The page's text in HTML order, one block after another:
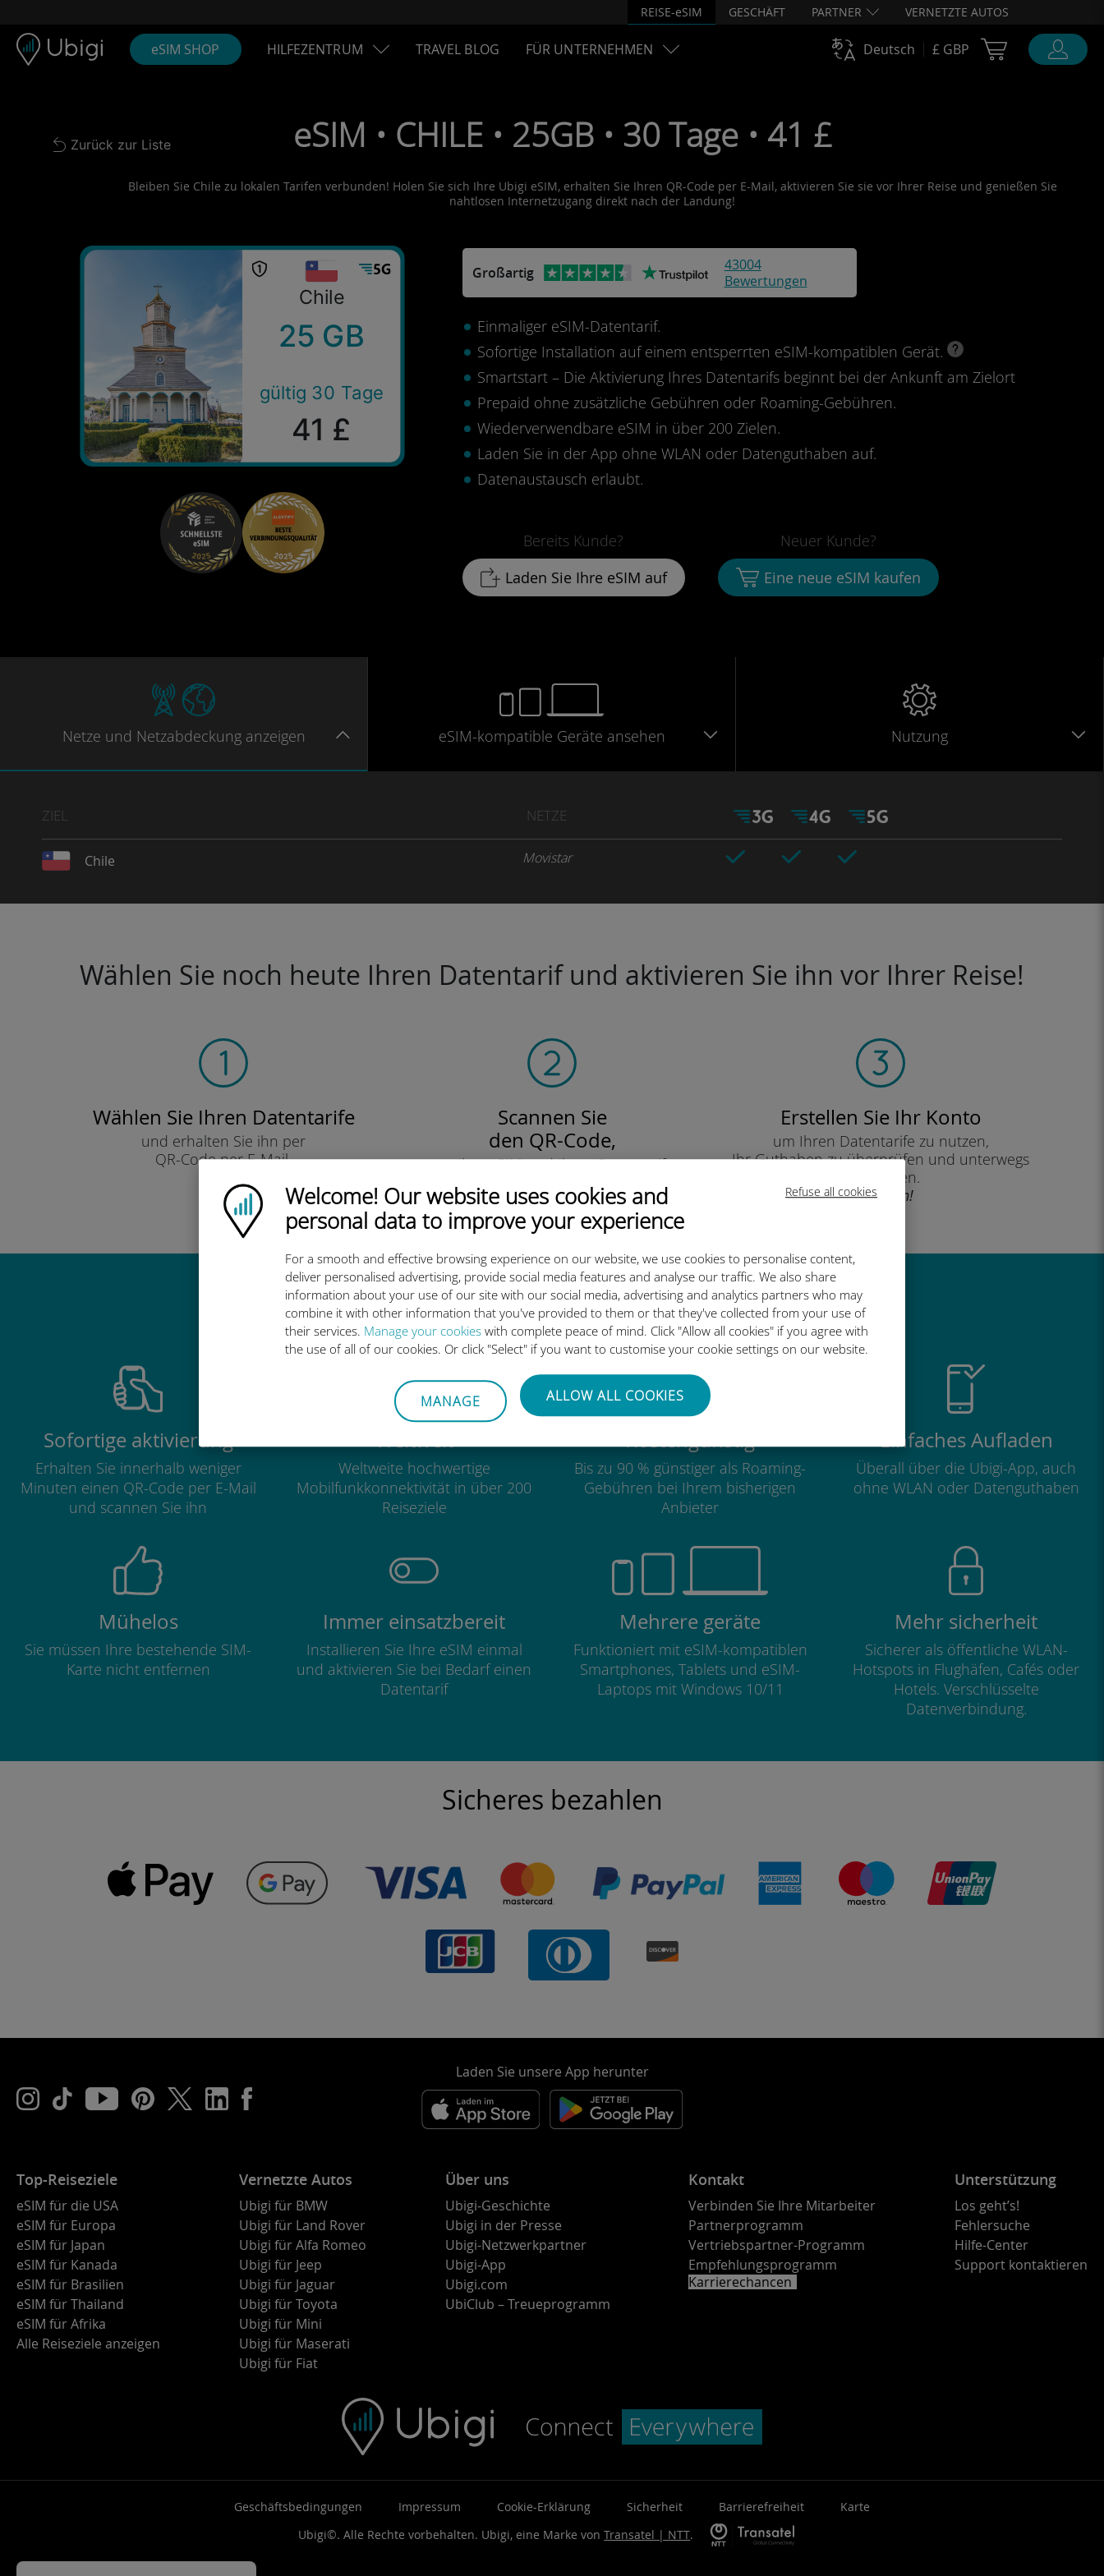
Refuse all cookies
Ubigi logo
Welcome! Our website uses cookies and
personal data to improve your experience
For a smooth and effective browsing experience on our website, we use cookies to personalise content,
deliver personalised advertising, provide social media features and analyse our traffic. We also share
information about your use of our site with our social media, advertising and analytics partners who may
combine it with other information that you've provided to them or that they've collected from your use of
their services. Manage your cookies with complete peace of mind. Click "Allow all cookies" if you agree with
the use of all of our cookies. Or click "Select" if you want to customise your cookie settings on our website.
MANAGE ALLOW ALL COOKIES
REISE-eSIM GESCHÄFT PARTNER VERNETZTE AUTOS
eSIM SHOP HILFEZENTRUM TRAVEL BLOG FÜR UNTERNEHMEN Deutsch £ GBP Cart Ubigi
Back to list
Zurück zur Liste eSIM • CHILE • 25GB • 30 Tage • 41 £
Bleiben Sie Chile zu lokalen Tarifen verbunden! Holen Sie sich Ihre Ubigi eSIM, erhalten Sie Ihren QR-Code per E-Mail, aktivieren Sie sie vor Ihrer Reise und genießen Sie
nahtlosen Internetzugang direkt nach der Landung!
Chile
25 GB
gültig 30 Tage
41 £
Großartig
43004
Bewertungen
Einmaliger eSIM-Datentarif.
Sofortige Installation auf einem entsperrten eSIM-kompatiblen Gerät.
Smartstart – Die Aktivierung Ihres Datentarifs beginnt bei der Ankunft am Zielort
Prepaid ohne zusätzliche Gebühren oder Roaming-Gebühren.
Wiederverwendbare eSIM in über 200 Zielen.
Laden Sie in der App ohne WLAN oder Datenguthaben auf.
Datenaustausch erlaubt.
Bereits Kunde?
Laden Sie Ihre eSIM auf
Neuer Kunde?
Eine neue eSIM kaufen
Netze und Netzabdeckung anzeigen eSIM-kompatible Geräte ansehen Nutzung
ZIEL NETZE
Chile Movistar
Wählen Sie noch heute Ihren Datentarif und aktivieren Sie ihn vor Ihrer Reise!
Wählen Sie Ihren Datentarife
und erhalten Sie ihn per
QR-Code per E-Mail.
Scannen Sie
den QR-Code,
um Ihre eSIM und Ihren Datentarife
zu aktivieren.
Einfach!
Erstellen Sie Ihr Konto
um Ihren Datentarife zu nutzen,
Ihr Guthaben zu überprüfen und unterwegs
aufzuladen.
Genießen!
Warum ist die internationale Ubigi eSIM so großartig
Sofortige aktivierung
Erhalten Sie innerhalb weniger
Minuten einen QR-Code per E-Mail
und scannen Sie ihn
Weltweit
Weltweite hochwertige
Mobilfunkkonnektivität in über 200
Reiseziele
Kostengünstig
Bis zu 90 % günstiger als Roaming-
Gebühren bei Ihrem bisherigen
Anbieter
Einfaches Aufladen
Überall über die Ubigi-App, auch
ohne WLAN oder Datenguthaben
Mühelos
Sie müssen Ihre bestehende SIM-
Karte nicht entfernen
Immer einsatzbereit
Installieren Sie Ihre eSIM einmal
und aktivieren Sie bei Bedarf einen
Datentarif
Mehrere geräte
Funktioniert mit eSIM-kompatiblen
Smartphones, Tablets und eSIM-
Laptops mit Windows 10/11
Mehr sicherheit
Sicherer als öffentliche WLAN-
Hotspots in Flughäfen, Cafés oder
Hotels. Verschlüsselte
Datenverbindung.
Sicheres bezahlen
Laden Sie unsere App herunter
Top-Reiseziele
eSIM für die USA
eSIM für Europa
eSIM für Japan
eSIM für Kanada
eSIM für Brasilien
eSIM für Thailand
eSIM für Afrika
Alle Reiseziele anzeigen
Vernetzte Autos
Ubigi für BMW
Ubigi für Land Rover
Ubigi für Alfa Romeo
Ubigi für Jeep
Ubigi für Jaguar
Ubigi für Toyota
Ubigi für Mini
Ubigi für Maserati
Ubigi für Fiat
Über uns
Ubigi-Geschichte
Ubigi in der Presse
Ubigi-Netzwerkpartner
Ubigi-App
Ubigi.com
UbiClub – Treueprogramm
Kontakt
Verbinden Sie Ihre Mitarbeiter
Partnerprogramm
Vertriebspartner-Programm
Empfehlungsprogramm
Karrierechancen
Unterstützung
Los geht’s!
Fehlersuche
Hilfe-Center
Support kontaktieren
Geschäftsbedingungen Impressum Cookie-Erklärung Sicherheit Barrierefreiheit
Karte
Ubigi©. Alle Rechte vorbehalten. Ubigi, eine Marke vonTransatel | NTT.